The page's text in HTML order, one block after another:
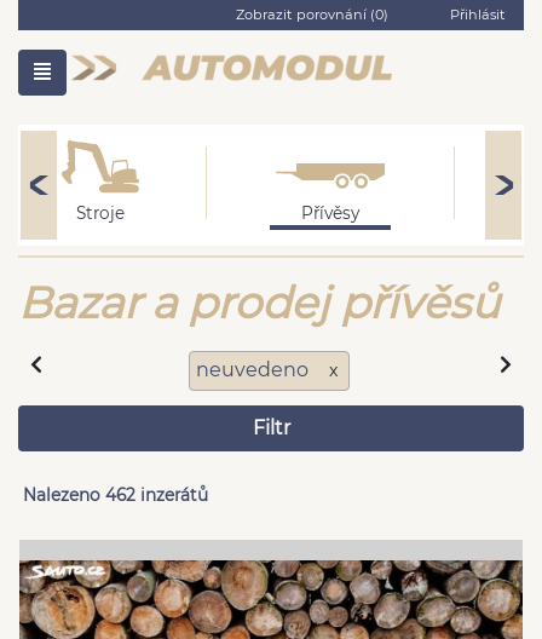
Zobrazit porovnání (0) Přihlásit
Stroje Přívěsy
Bazar a prodej přívěsů
neuvedeno x
Filtr
Nalezeno 462 inzerátů